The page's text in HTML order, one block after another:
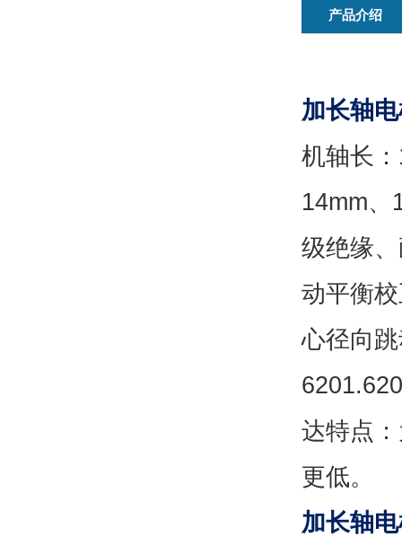
产品介绍
加长轴
机轴长
14mm、
级绝缘
动平衡
心径向
达特点
更低。
加长轴